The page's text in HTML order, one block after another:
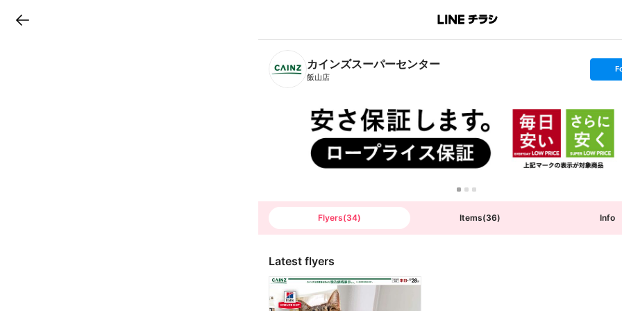
B
n
h
T
カインズスーパーセンター
飯山店
s
t
Flyers(34) Items(36) Info
Latest flyers